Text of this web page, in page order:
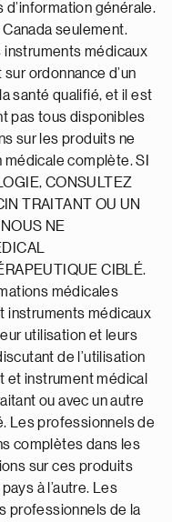
générale.
seulement.
instruments médicaux
ordonnance d’un
santé qualifié, et il est
pas tous disponibles
sur les produits ne
complète. SI
CONSULTEZ
TRAITANT OU UN
NE
CIBLÉ.
médicales
instruments médicaux
utilisation et leurs
de l’utilisation
et instrument médical
ou avec un autre
Les professionnels de
complètes dans les
sur ces produits
à l’autre. Les
professionnels de la